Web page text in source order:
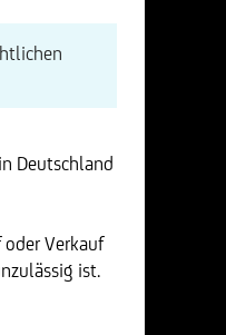
Deutschland
Verkauf
ist.